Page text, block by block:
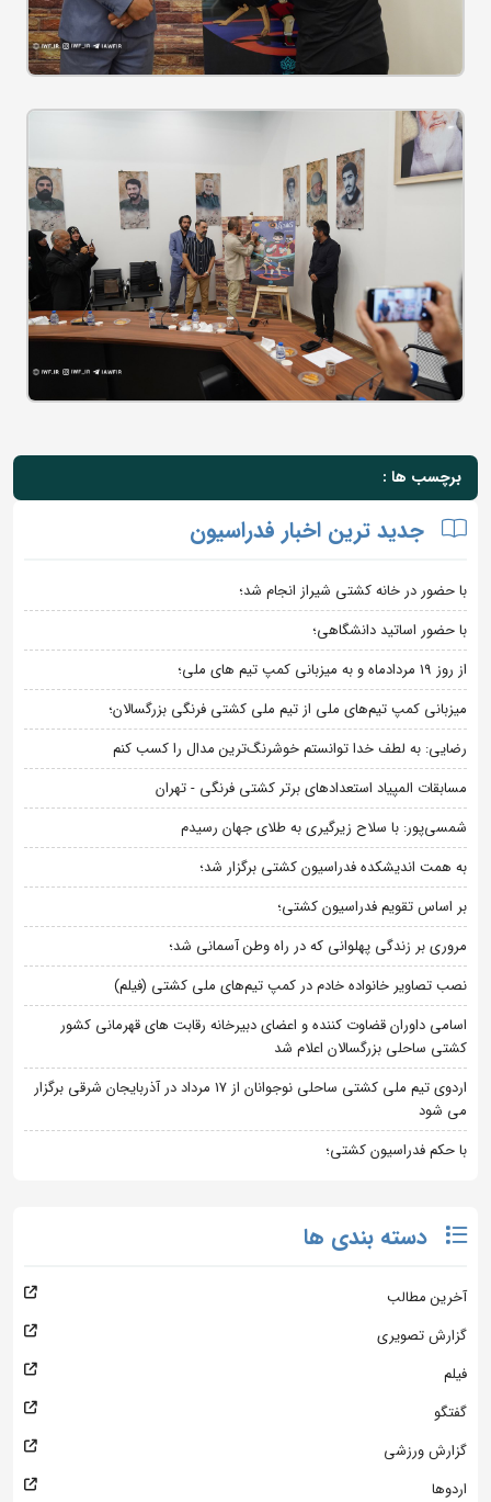
برچسب ها :
جدید ترین اخبار فدراسیون
با حضور در خانه کشتی شیراز انجام شد؛
با حضور اساتید دانشگاهی؛
از روز 19 مردادماه و به میزبانی کمپ تیم های ملی؛
میزبانی کمپ تیم‌های ملی از تیم ملی کشتی فرنگی بزرگسالان؛
رضایی: به لطف خدا توانستم خوشرنگ‌ترین مدال را کسب کنم
مسابقات المپیاد استعدادهای برتر کشتی فرنگی - تهران
شمسی‌پور: با سلاح زیرگیری به طلای جهان رسیدم
به همت اندیشکده فدراسیون کشتی برگزار شد؛
بر اساس تقویم فدراسیون کشتی؛
مروری بر زندگی پهلوانی که در راه وطن آسمانی شد؛
نصب تصاویر خانواده خادم در کمپ تیم‌های ملی کشتی (فیلم)
اسامی داوران قضاوت کننده و اعضای دبیرخانه رقابت های قهرمانی کشور
کشتی ساحلی بزرگسالان اعلام شد
اردوی تیم ملی کشتی ساحلی نوجوانان از 17 مرداد در آذربایجان شرقی برگزار
می شود
با حکم فدراسیون کشتی؛
دسته بندی ها
آخرین مطالب
گزارش تصویری
فیلم
گفتگو
گزارش ورزشی
اردوها